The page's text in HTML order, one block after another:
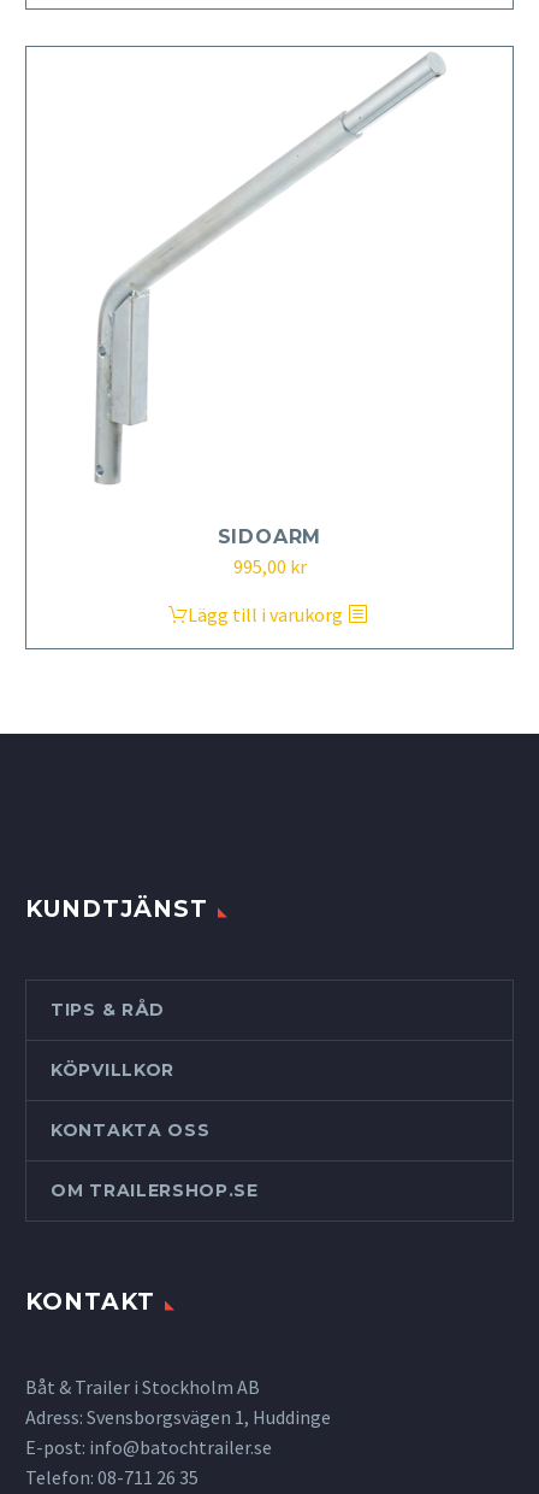
SIDOARM
995,00 kr
Lägg till i varukorg
KUNDTJÄNST
TIPS & RÅD
KÖPVILLKOR
KONTAKTA OSS
OM TRAILERSHOP.SE
KONTAKT
Båt & Trailer i Stockholm AB
Adress: Svensborgsvägen 1, Huddinge
E-post: info@batochtrailer.se
Telefon: 08-711 26 35